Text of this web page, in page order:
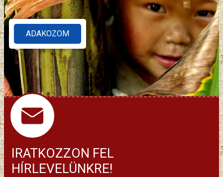
ADAKOZOM
IRATKOZZON FEL
HÍRLEVELÜNKRE!